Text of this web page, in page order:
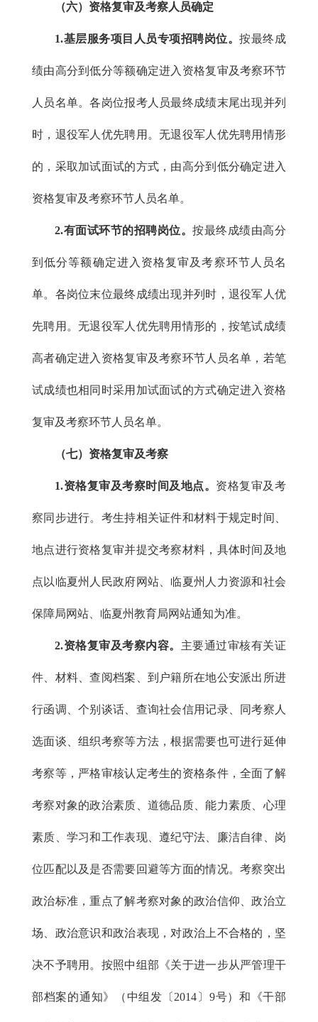
（六）资格复审及考察人员确定
1.基层服务项目人员专项招聘岗位。按最终成
绩由高分到低分等额确定进入资格复审及考察环节
人员名单。各岗位报考人员最终成绩末尾出现并列
时，退役军人优先聘用。无退役军人优先聘用情形
的，采取加试面试的方式，由高分到低分确定进入
资格复审及考察环节人员名单。
2.有面试环节的招聘岗位。按最终成绩由高分
到低分等额确定进入资格复审及考察环节人员名
单。各岗位末位最终成绩出现并列时，退役军人优
先聘用。无退役军人优先聘用情形的，按笔试成绩
高者确定进入资格复审及考察环节人员名单，若笔
试成绩也相同时采用加试面试的方式确定进入资格
复审及考察环节人员名单。
（七）资格复审及考察
1.资格复审及考察时间及地点。 资格复审及考
察同步进行。考生持相关证件和材料于规定时间、
地点进行资格复审并提交考察材料，具体时间及地
点以临夏州人民政府网站、临夏州人力资源和社会
保障局网站、临夏州教育局网站通知为准。
2.资格复审及考察内容。 主要通过审核有关证
件、材料、查阅档案、到户籍所在地公安派出所进
行函调、个别谈话、查询社会信用记录、同考察人
选面谈、组织考察等方法，根据需要也可进行延伸
考察等，严格审核认定考生的资格条件，全面了解
考察对象的政治素质、道德品质、能力素质、心理
素质、学习和工作表现、遵纪守法、廉洁自律、岗
位匹配以及是否需要回避等方面的情况。考察突出
政治标准，重点了解考察对象的政治信仰、政治立
场、政治意识和政治表现，对政治上不合格的，坚
决不予聘用。按照中组部《关于进一步从严管理干
部档案的通知》（中组发〔2014〕9号）和《干部